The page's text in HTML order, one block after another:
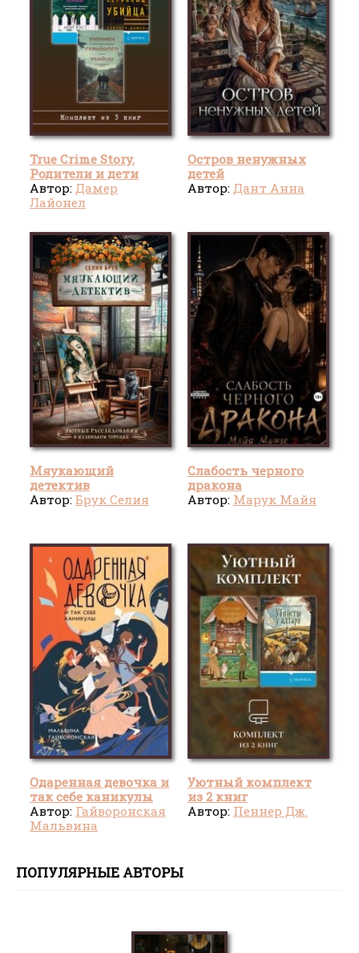
True Crime Story.
Родители и дети
убийц. Комплект из 3
книг
Автор: Дамер
Лайонел
Остров ненужных
детей
Автор: Дант Анна
Мяукающий
детектив
Автор: Брук Селия
Слабость черного
дракона
Автор: Марук Майя
Одаренная девочка и
так себе каникулы
Автор: Гайворонская
Мальвина
Уютный комплект
из 2 книг
Автор: Пеннер Дж.
ПОПУЛЯРНЫЕ АВТОРЫ